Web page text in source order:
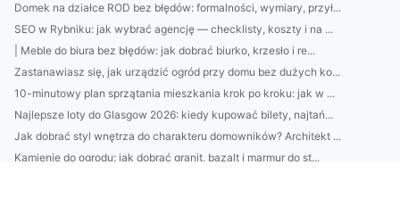
Domek na działce ROD bez błędów: formalności, wymiary, przył...
SEO w Rybniku: jak wybrać agencję — checklisty, koszty i na ...
| Meble do biura bez błędów: jak dobrać biurko, krzesło i re...
Zastanawiasz się, jak urządzić ogród przy domu bez dużych ko...
10-minutowy plan sprzątania mieszkania krok po kroku: jak w ...
Najlepsze loty do Glasgow 2026: kiedy kupować bilety, najtań...
Jak dobrać styl wnętrza do charakteru domowników? Architekt ...
Kamienie do ogrodu: jak dobrać granit, bazalt i marmur do st...